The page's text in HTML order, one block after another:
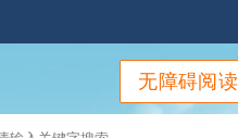
无障碍阅读